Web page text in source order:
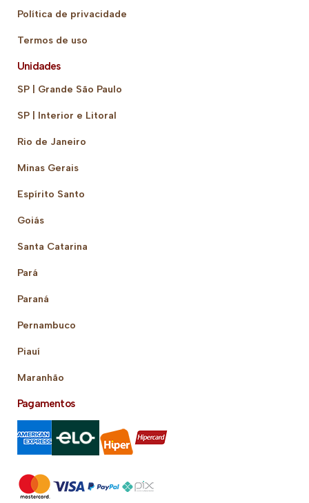
Política de privacidade
Termos de uso
Unidades
SP | Grande São Paulo
SP | Interior e Litoral
Rio de Janeiro
Minas Gerais
Espírito Santo
Goiás
Santa Catarina
Pará
Paraná
Pernambuco
Piauí
Maranhão
Pagamentos